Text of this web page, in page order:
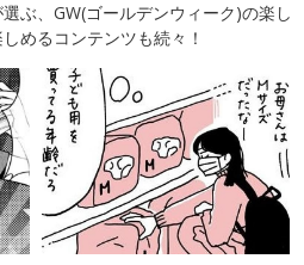
ぶ、GW(ゴールデンウィーク)の楽し
めるコンテンツも続々！